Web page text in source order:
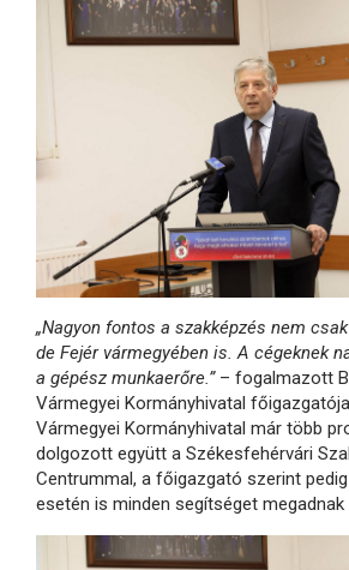
„Nagyon fontos a szakképzés nem
de Fejér vármegyében is. A cégeknek
a gépész munkaerőre.”– fogalmazott
Vármegyei Kormányhivatal
Vármegyei Kormányhivatal már több
dolgozott együtt a Székesfehérvári
Centrummal, a főigazgató szerint
esetén is minden segítséget megadnak